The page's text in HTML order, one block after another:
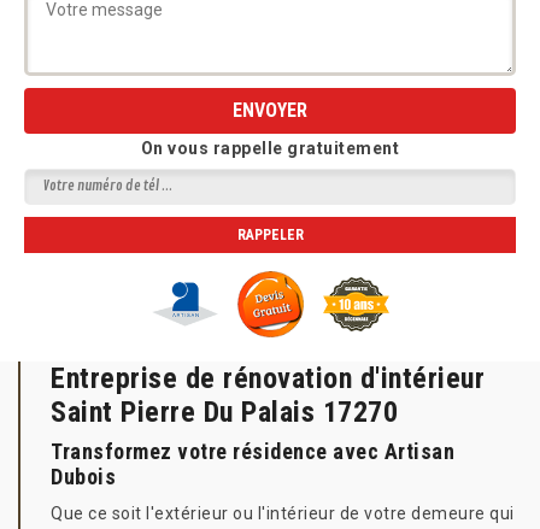
On vous rappelle gratuitement
Entreprise de rénovation d'intérieur
Saint Pierre Du Palais 17270
Transformez votre résidence avec Artisan
Dubois
Que ce soit l'extérieur ou l'intérieur de votre demeure qui